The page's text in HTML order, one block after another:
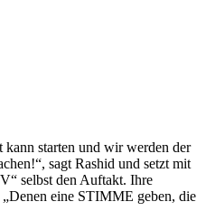
starten und wir werden der
sagt Rashid und setzt mit
selbst den Auftakt. Ihre
eine STIMME geben, die